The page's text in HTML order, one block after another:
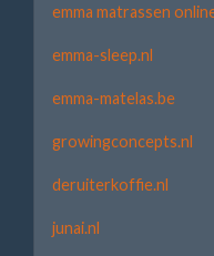
emma matrassen
emma-sleep.nl
emma-matelas.be
growingconcepts.nl
deruiterkoffie.nl
junai.nl